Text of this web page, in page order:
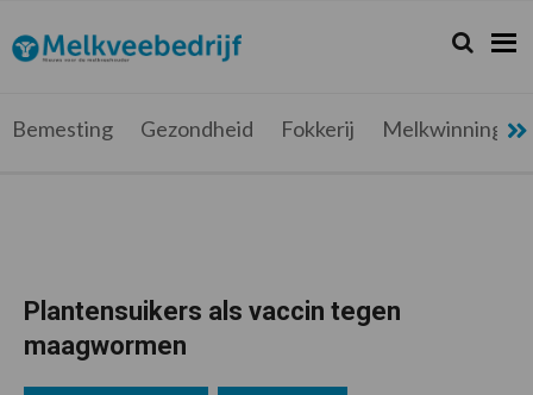
de
hoofdnavigatie
de
hoofd
de
eerste
de
voettekst
Melkveebedrijf.be
Nieuws
melkveehouder
Zoeken...
Zoek
Bemesting Gezondheid Fokkerij Melkwinning
Plantensuikers als vaccin tegen
maagwormen